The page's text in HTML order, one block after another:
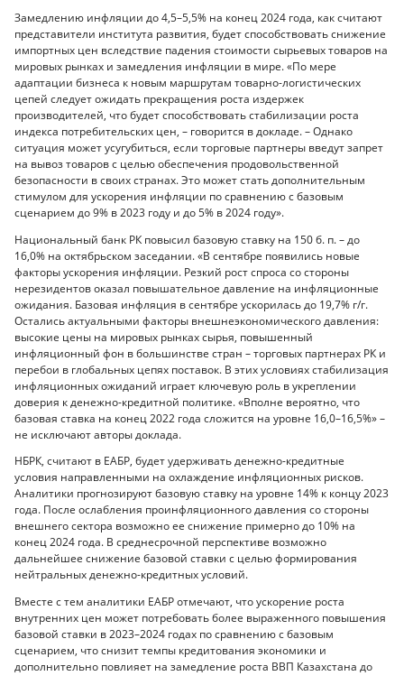
Замедлению инфляции до 4,5–5,5% на конец 2024 года, как считают
представители института развития, будет способствовать снижение
импортных цен вследствие падения стоимости сырьевых товаров на
мировых рынках и замедления инфляции в мире. «По мере
адаптации бизнеса к новым маршрутам товарно-логистических
цепей следует ожидать прекращения роста издержек
производителей, что будет способствовать стабилизации роста
индекса потребительских цен, – говорится в докладе. – Однако
ситуация может усугубиться, если торговые партнеры введут запрет
на вывоз товаров с целью обеспечения продовольственной
безопасности в своих странах. Это может стать дополнительным
стимулом для ускорения инфляции по сравнению с базовым
сценарием до 9% в 2023 году и до 5% в 2024 году».
Национальный банк РК повысил базовую ставку на 150 б. п. – до
16,0% на октябрьском заседании. «В сентябре появились новые
факторы ускорения инфляции. Резкий рост спроса со стороны
нерезидентов оказал повышательное давление на инфляционные
ожидания. Базовая инфляция в сентябре ускорилась до 19,7% г/г.
Остались актуальными факторы внешнеэкономического давления:
высокие цены на мировых рынках сырья, повышенный
инфляционный фон в большинстве стран – торговых партнерах РК и
перебои в глобальных цепях поставок. В этих условиях стабилизация
инфляционных ожиданий играет ключевую роль в укреплении
доверия к денежно-кредитной политике. «Вполне вероятно, что
базовая ставка на конец 2022 года сложится на уровне 16,0–16,5%» –
не исключают авторы доклада.
НБРК, считают в ЕАБР, будет удерживать денежно-кредитные
условия направленными на охлаждение инфляционных рисков.
Аналитики прогнозируют базовую ставку на уровне 14% к концу 2023
года. После ослабления проинфляционного давления со стороны
внешнего сектора возможно ее снижение примерно до 10% на
конец 2024 года. В среднесрочной перспективе возможно
дальнейшее снижение базовой ставки с целью формирования
нейтральных денежно-кредитных условий.
Вместе с тем аналитики ЕАБР отмечают, что ускорение роста
внутренних цен может потребовать более выраженного повышения
базовой ставки в 2023–2024 годах по сравнению с базовым
сценарием, что снизит темпы кредитования экономики и
дополнительно повлияет на замедление роста ВВП Казахстана до